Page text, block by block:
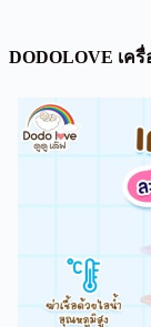
DODOLOVE เค